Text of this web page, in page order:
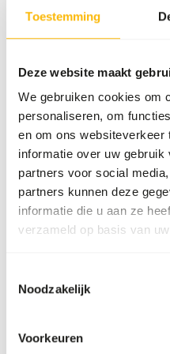
Toestemming
Deze website maakt
We gebruiken cookies om
personaliseren, om
en om ons websiteverkeer
informatie over uw
partners voor social
partners kunnen deze
informatie die u aan ze
verzameld op basis van
Noodzakelijk
Voorkeuren
Over dit product
Deze KB Mix is
Deze vette vissoorten zijn
3. Het bevat enkel
kunstmatige
volledig, variatie is nodig
voeradvies, zie